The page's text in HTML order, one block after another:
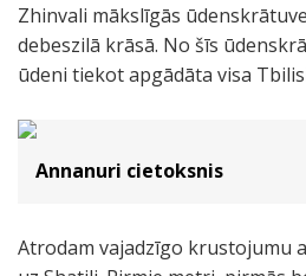
Zhinvali mākslīgās
debeszilā krāsā. No šīs
ūdeni tiekot apgādāta visa
Annanuri cietoksnis
Atrodam vajadzīgo krustojumu